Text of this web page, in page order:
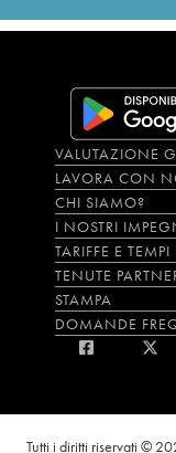
VALUTAZIONE
LAVORA CON
CHI SIAMO?
I NOSTRI
TARIFFE E
TENUTE
STAMPA
DOMANDE
Tutti i diritti riservati ©